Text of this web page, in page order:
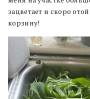
зацветает и скоро
корзину!